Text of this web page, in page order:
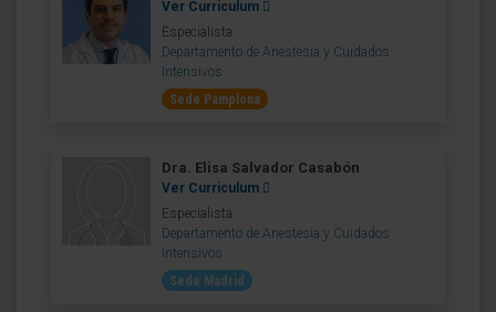
Ver Curriculum
Especialista
Departamento de Anestesia y Cuidados
Intensivos
Sede Pamplona
Dra. Elisa Salvador Casabón
Ver Curriculum
Especialista
Departamento de Anestesia y Cuidados
Intensivos
Sede Madrid